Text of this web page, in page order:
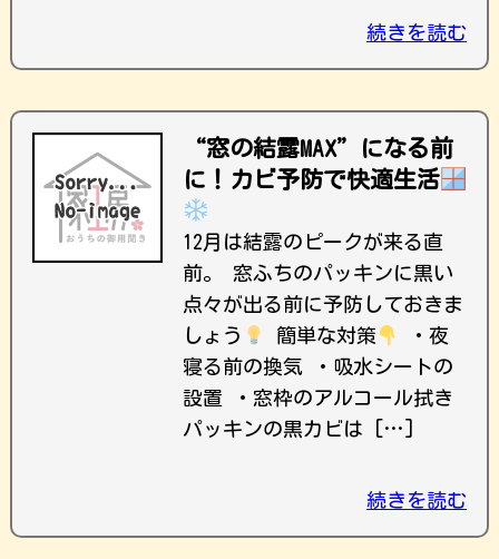
続きを読む
“窓の結露MAX”になる前
に！カビ予防で快適生活
12月は結露のピークが来る直
前。 窓ふちのパッキンに黒い
点々が出る前に予防しておきま
しょう
簡単な対策
・夜
寝る前の換気 ・吸水シートの
設置 ・窓枠のアルコール拭き
パッキンの黒カビは […]
続きを読む